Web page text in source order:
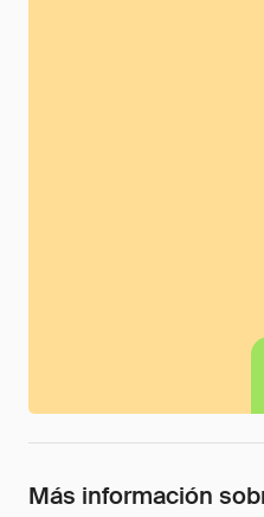
Más información